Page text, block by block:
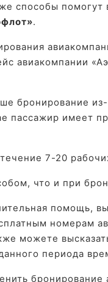
способы помогут
.
авиакомпании
бронирование
пассажир имеет
7-20
что и при
помощь,
номерам
можете
периода
бронирование